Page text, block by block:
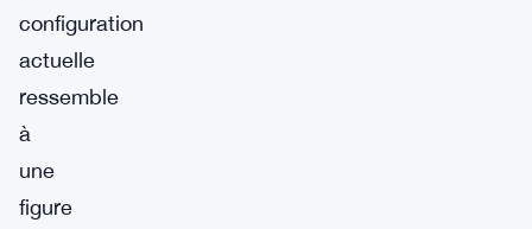
configuration
actuelle
ressemble
à
une
figure